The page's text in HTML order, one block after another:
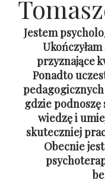
Jestem
przyznające
Ponadto
gdzie podnoszę
wiedzę i
skuteczniej
Obecnie